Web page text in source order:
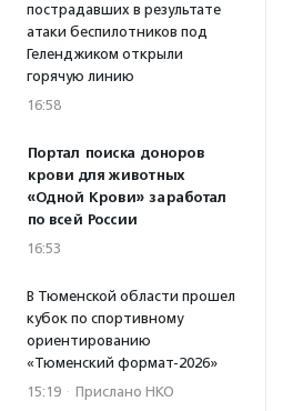
пострадавших в результате
атаки беспилотников под
Геленджиком открыли
горячую линию
16:58
Портал поиска доноров
крови для животных
«Одной Крови» заработал
по всей России
16:53
В Тюменской области прошел
кубок по спортивному
ориентированию
«Тюменский формат-2026»
15:19 · Прислано НКО